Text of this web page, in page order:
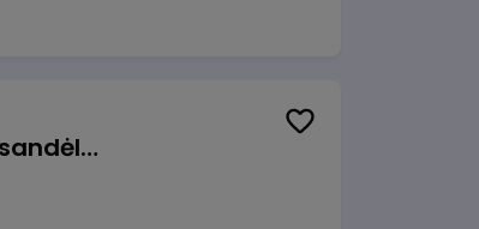
Sandėlio darbuotojas (-a) skirstymo sandėlyje